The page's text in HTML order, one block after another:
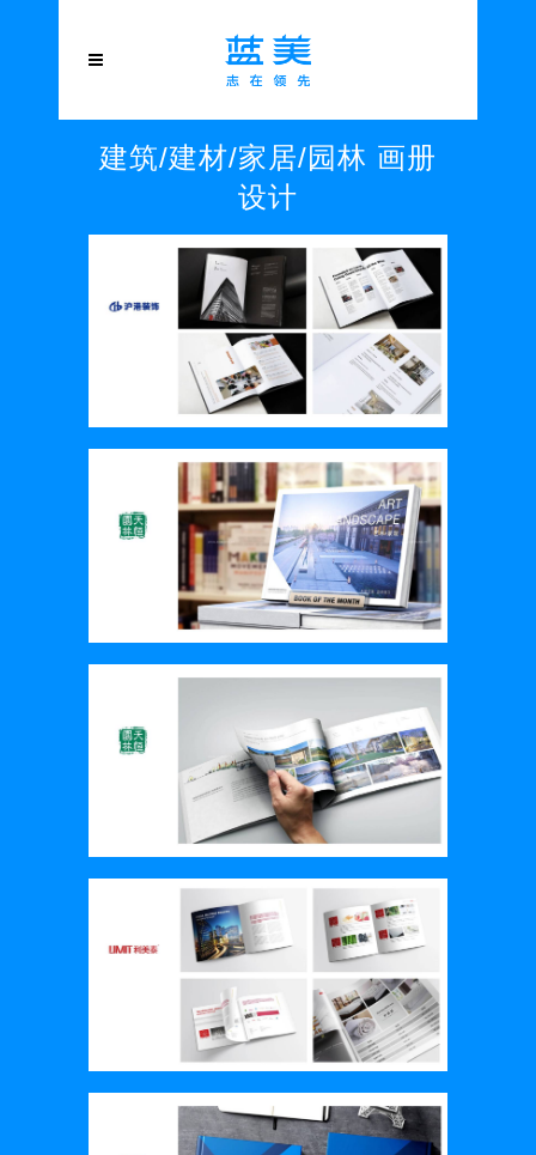
建筑/建材/家居/园林 画册
设计